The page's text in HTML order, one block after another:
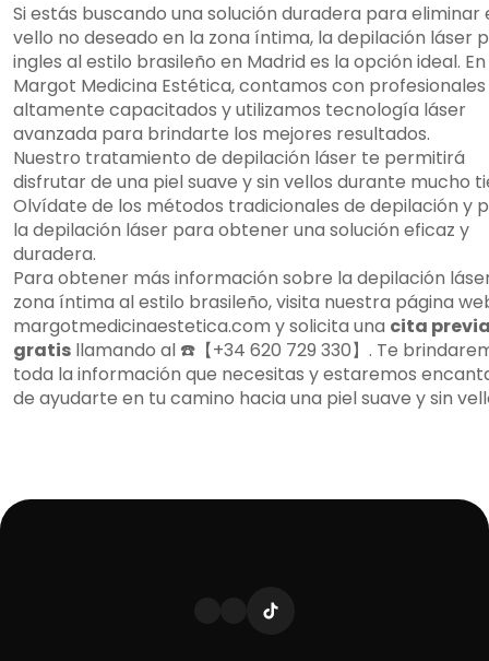
Si estás buscando una solución duradera para eliminar
vello no deseado en la zona íntima, la depilación láser
ingles al estilo brasileño en Madrid es la opción ideal. En
Margot Medicina Estética, contamos con profesionales
altamente capacitados y utilizamos tecnología láser
avanzada para brindarte los mejores resultados.
Nuestro tratamiento de depilación láser te permitirá
disfrutar de una piel suave y sin vellos durante mucho
Olvídate de los métodos tradicionales de depilación y
la depilación láser para obtener una solución eficaz y
duradera.
Para obtener más información sobre la depilación
zona íntima al estilo brasileño, visita nuestra página
margotmedicinaestetica.com y solicita una cita
gratis llamando al ☎️【+34 620 729 330】. Te
toda la información que necesitas y estaremos
de ayudarte en tu camino hacia una piel suave y sin